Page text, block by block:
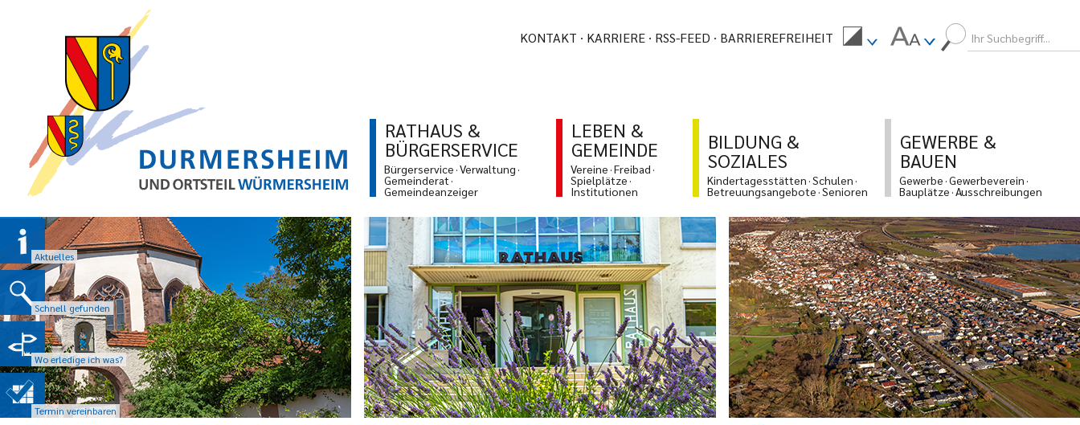
KONTAKT KARRIERE RSS-FEED BARRIEREFREIHEIT
RATHAUS &
BÜRGERSERVICE
Bürgerservice Verwaltung
Gemeinderat
Gemeindeanzeiger
LEBEN &
GEMEINDE
Vereine Freibad
Spielplätze
Institutionen
BILDUNG &
SOZIALES
Kindertagesstätten Schulen
Betreuungsangebote Senioren
GEWERBE &
BAUEN
Gewerbe Gewerbeverein
Bauplätze Ausschreibungen
Aktuelles
Schnell gefunden
Wo erledige ich was?
Termin vereinbaren